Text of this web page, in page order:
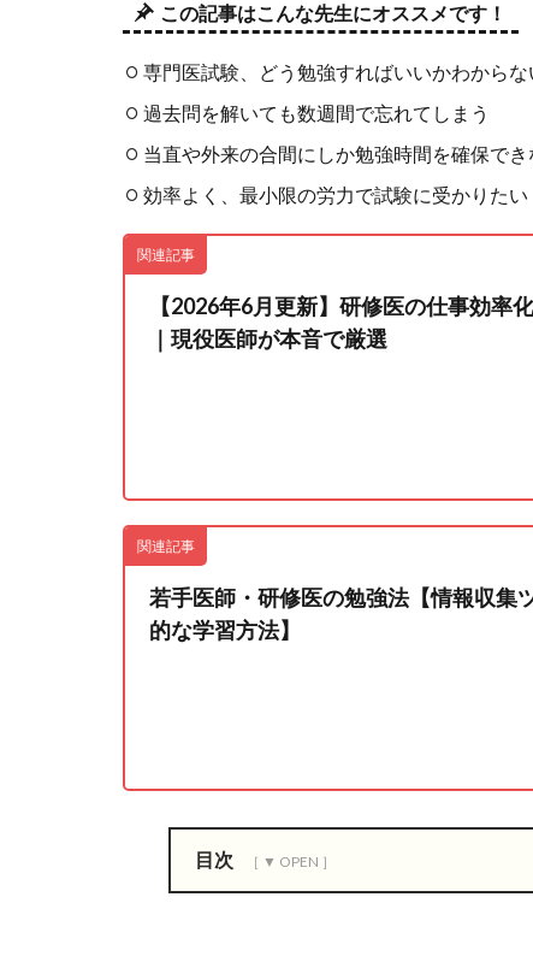
この記事はこんな先生にオススメです！
専門医試験、どう勉強すればいいかわからな
過去問を解いても数週間で忘れてしまう
当直や外来の合間にしか勉強時間を確保でき
効率よく、最小限の労力で試験に受かりたい
関連記事
【2026年6月更新】研修医の仕事効率
｜現役医師が本音で厳選
関連記事
若手医師・研修医の勉強法【情報収集
的な学習方法】
目次